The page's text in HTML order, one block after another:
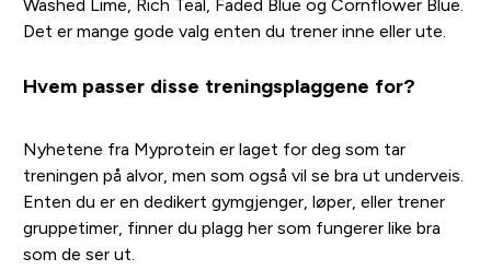
Washed Lime, Rich Teal, Faded Blue og Cornflower Blue.
Det er mange gode valg enten du trener inne eller ute.
Hvem passer disse treningsplaggene for?
Nyhetene fra Myprotein er laget for deg som tar
treningen på alvor, men som også vil se bra ut underveis.
Enten du er en dedikert gymgjenger, løper, eller trener
gruppetimer, finner du plagg her som fungerer like bra
som de ser ut.